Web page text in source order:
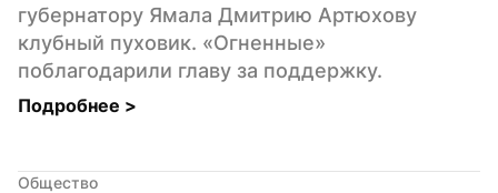
губернатору Ямала Дмитрию Артюхову
клубный пуховик. «Огненные»
поблагодарили главу за поддержку.
Подробнее >
Общество